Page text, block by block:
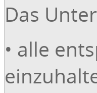
Das
• alle